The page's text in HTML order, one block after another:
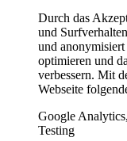
Durch das
und
und anonymisiert
optimieren und
verbessern. Mit
Webseite
Google
Testing